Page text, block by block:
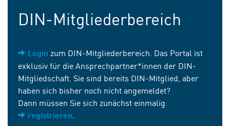
DIN-Mitgliederbereich
Login zum DIN-Mitgliederbereich. Das Portal ist
exklusiv für die Ansprechpartner*innen der DIN-
Mitgliedschaft. Sie sind bereits DIN-Mitglied, aber
haben sich bisher noch nicht angemeldet?
Dann müssen Sie sich zunächst einmalig
registrieren